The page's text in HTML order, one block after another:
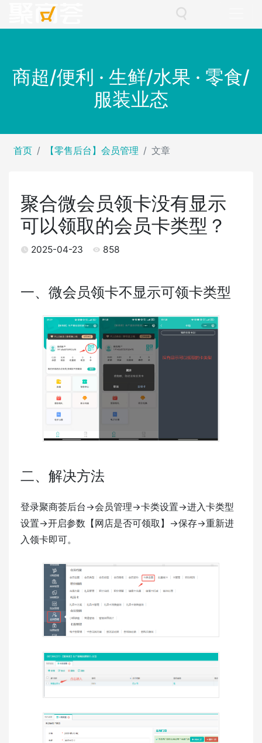
商超/便利 · 生鲜/水果 · 零食/
服装业态
首页 【零售后台】会员管理 文章
聚合微会员领卡没有显示
可以领取的会员卡类型？
2025-04-23 858
一、微会员领卡不显示可领卡类型
二、解决方法
登录聚商荟后台->会员管理->卡类设置->进入卡类型
设置->开启参数【网店是否可领取】->保存->重新进
入领卡即可。